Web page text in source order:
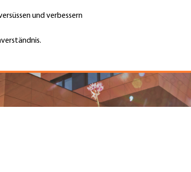
und verbessern
Top
Menu